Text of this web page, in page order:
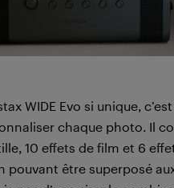
WIDE Evo si unique,
chaque photo. Il
10 effets de film et 6
pouvant être superposé